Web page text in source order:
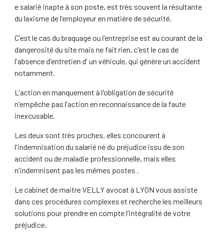
e salarié inapte à son poste, est très souvent la résultante
du laxisme de l'employeur en matière de sécurité.
C'est le cas du braquage ou l'entreprise est au courant de la
dangerosité du site mais ne fait rien, c'est le cas de
l'absence d'entretien d' un véhicule, qui génère un accident
notamment.
L'action en manquement à l'obligation de sécurité
n'empêche pas l'action en reconnaissance de la faute
inexcusable.
Les deux sont très proches, elles concourent à
l'indemnisation du salarié né du préjudice issu de son
accident ou de maladie professionnelle, mais elles
n'indemnisent pas les mêmes postes .
Le cabinet de maitre VELLY avocat à LYON vous assiste
dans ces procédures complexes et recherche les meilleurs
solutions pour prendre en compte l'intégralité de votre
préjudice.